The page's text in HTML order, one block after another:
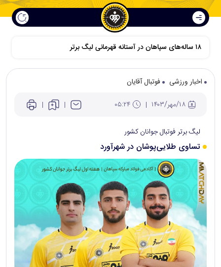
اخبار ورزشی
فوتبال آقایان
لیگ برتر فوتبال جوانان کشور
تساوی طلایی‌پوشان در شهرآورد